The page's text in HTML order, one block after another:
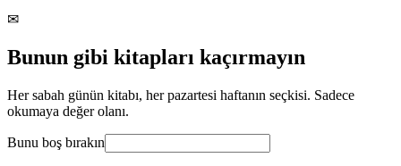
✉
Bunun gibi kitapları kaçırmayın
Her sabah günün kitabı, her pazartesi haftanın seçkisi. Sadece
okumaya değer olanı.
Bunu boş bırakın